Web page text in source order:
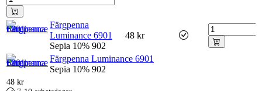
Färgpenna
Luminance 6901
Sepia 10% 902
48 kr
Färgpenna Luminance 6901
Sepia 10% 902
48 kr